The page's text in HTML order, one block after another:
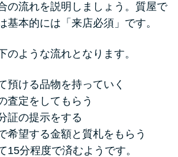
の流れを説明しましょう。質屋で
基本的には「来店必須」です。
のような流れとなります。
預ける品物を持っていく
査定をしてもらう
証の提示をする
希望する金額と質札をもらう
15分程度で済むようです。